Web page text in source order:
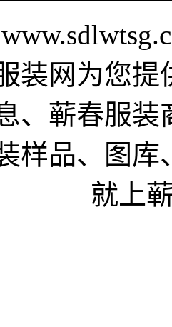
装网为您
、蕲春服
样品、图
就上